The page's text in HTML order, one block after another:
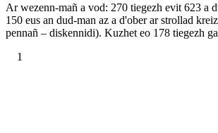
Ar wezenn-mañ a vod: 270 tiegezh evit 623 a
150 eus an dud-man az a d'ober ar strollad
pennañ – diskennidi). Kuzhet eo 178 tiegezh
1